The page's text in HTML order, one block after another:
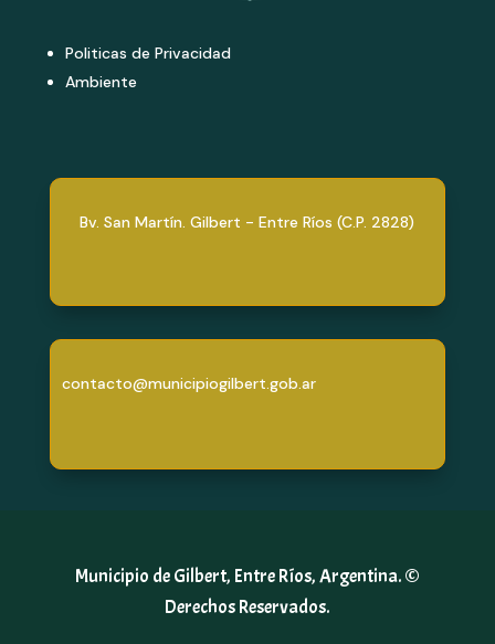
Politicas de Privacidad
Ambiente
Bv. San Martín. Gilbert - Entre Ríos (C.P. 2828)
contacto@municipiogilbert.gob.ar
Municipio de Gilbert, Entre Ríos, Argentina. ©
Derechos Reservados.